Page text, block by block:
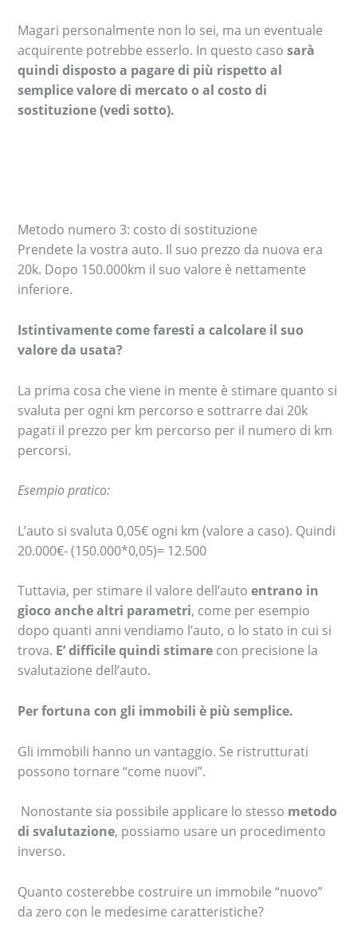
Magari personalmente non lo sei, ma un eventuale
acquirente potrebbe esserlo. In questo casosarà
quindi disposto a pagare di più rispetto al
semplice valore di mercato o al costo di
sostituzione (vedi sotto).
Metodo numero 3: costo di sostituzione
Prendete la vostra auto. Il suo prezzo da nuova era
20k. Dopo 150.000km il suo valore è nettamente
inferiore.
Istintivamente come faresti a calcolare il suo
valore da usata?
La prima cosa che viene in mente è stimare quanto si
svaluta per ogni km percorso e sottrarre dai 20k
pagati il prezzo per km percorso per il numero di km
percorsi.
Esempio pratico:
L’auto si svaluta 0,05€ ogni km (valore a caso). Quindi
20.000€- (150.000*0,05)= 12.500
Tuttavia, per stimare il valore dell’autoentrano in
gioco anche altri parametri, come per esempio
dopo quanti anni vendiamo l’auto, o lo stato in cui si
trova. E’ difficile quindi stimare con precisione la
svalutazione dell’auto.
Per fortuna con gli immobili è più semplice.
Gli immobili hanno un vantaggio. Se ristrutturati
possono tornare “come nuovi”.
Nonostante sia possibile applicare lo stesso metodo
di svalutazione, possiamo usare un procedimento
inverso.
Quanto costerebbe costruire un immobile “nuovo”
da zero con le medesime caratteristiche?